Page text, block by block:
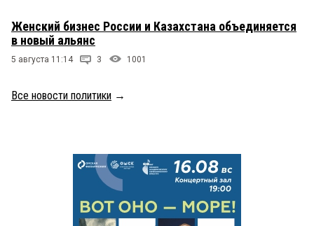
Женский бизнес России и Казахстана объединяется
в новый альянс
5 августа 11:14 3 1001
Все новости политики →